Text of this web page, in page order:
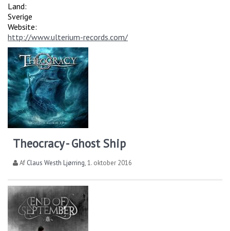
Land:
Sverige
Website:
http://www.ulterium-records.com/
Theocracy - Ghost Ship
Af Claus Westh Ljørring,1. oktober 2016